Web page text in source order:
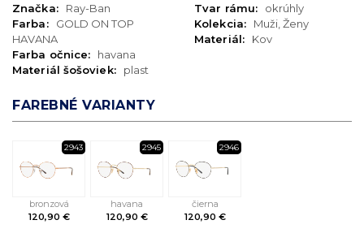
Značka:
Ray-Ban
Farba:
GOLD ON TOP
HAVANA
Farba očnice:
havana
Materiál šošoviek:
plast
Tvar rámu:
okrúhly
Kolekcia:
Muži, Ženy
Materiál:
Kov
FAREBNÉ VARIANTY
2943
bronzová
120,90 €
2945
havana
120,90 €
2946
čierna
120,90 €